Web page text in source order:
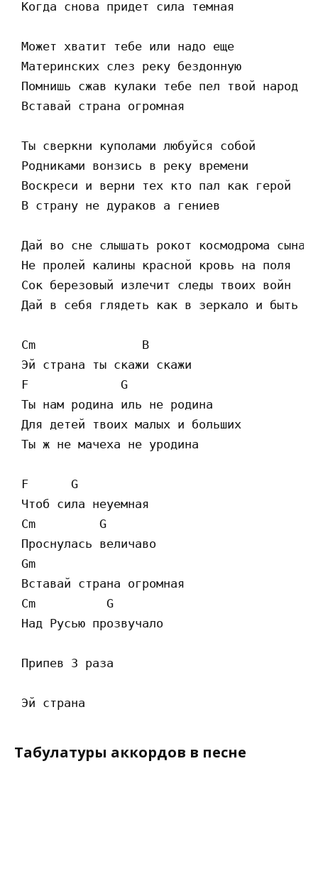
Когда снова придет сила темная
Может хватит тебе или надо еще
Материнских слез реку бездонную
Помнишь сжав кулаки тебе пел твой народ
Вставай страна огромная
Ты сверкни куполами любуйся собой
Родниками вонзись в реку времени
Воскреси и верни тех кто пал как герой
В страну не дураков а гениев
Дай во сне слышать рокот космодрома сынам
Не пролей калины красной кровь на поля
Сок березовый излечит следы твоих войн
Дай в себя глядеть как в зеркало и быть
Cm               B
Эй страна ты скажи скажи
F             G
Ты нам родина иль не родина
Для детей твоих малых и больших
Ты ж не мачеха не уродина
F      G
Чтоб сила неуемная
Cm         G
Проснулась величаво
Gm
Вставай страна огромная
Cm          G
Над Русью прозвучало
Припев 3 раза
Табулатуры аккордов в песне